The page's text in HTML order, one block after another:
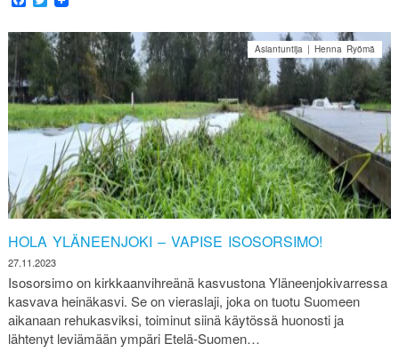
HOLA YLÄNEENJOKI – VAPISE ISOSORSIMO!
27.11.2023
Asiantuntija | Henna Ryömä
Isosorsimo on kirkkaanvihreänä kasvustona Yläneenjokivarressa
kasvava heinäkasvi. Se on vieraslaji, joka on tuotu Suomeen
aikanaan rehukasviksi, toiminut siinä käytössä huonosti ja
lähtenyt leviämään ympäri Etelä-Suomen…